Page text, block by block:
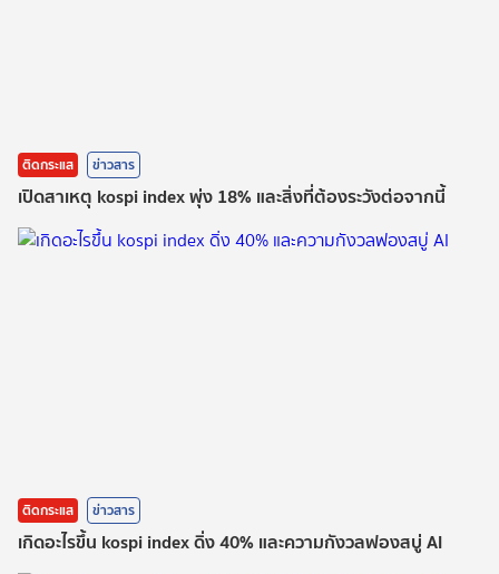
ติดกระแส ข่าวสาร
เปิดสาเหตุ kospi index พุ่ง 18% และสิ่งที่ต้องระวังต่อจากนี้
ติดกระแส ข่าวสาร
เกิดอะไรขึ้น kospi index ดิ่ง 40% และความกังวลฟองสบู่ AI